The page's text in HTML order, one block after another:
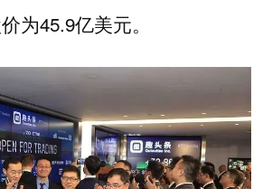
为45.9亿美元。